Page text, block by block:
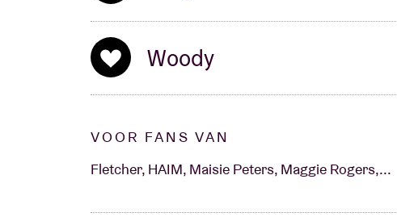
Woody
VOOR FANS VAN
Fletcher, HAIM, Maisie Peters, Maggie Rogers,...